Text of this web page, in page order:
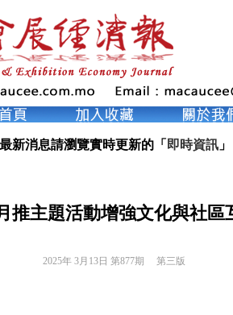
新消息請瀏覽實時更新的「 即時資訊 」
推主題活動增強文化與社區
2025年 3月13日 第877期 第三版